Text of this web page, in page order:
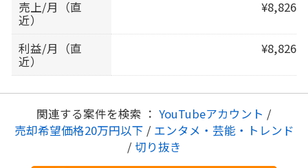
売上/月（直
近）
¥8,826
利益/月（直
近）
¥8,826
関連する案件を検索 ： YouTubeアカウント /
売却希望価格20万円以下 / エンタメ・芸能・トレンド
/ 切り抜き